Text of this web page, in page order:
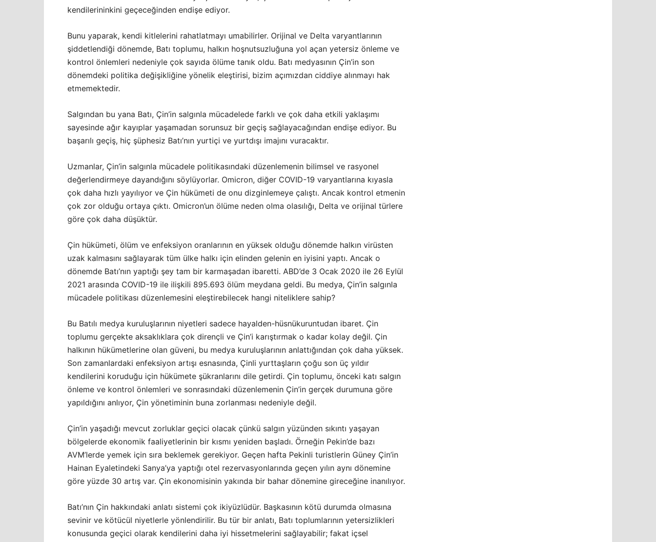
kendilerininkini geçeceğinden endişe ediyor.
Bunu yaparak, kendi kitlelerini rahatlatmayı umabilirler. Orijinal ve Delta varyantlarının
şiddetlendiği dönemde, Batı toplumu, halkın hoşnutsuzluğuna yol açan yetersiz önleme ve
kontrol önlemleri nedeniyle çok sayıda ölüme tanık oldu. Batı medyasının Çin’in son
dönemdeki politika değişikliğine yönelik eleştirisi, bizim açımızdan ciddiye alınmayı hak
etmemektedir.
Salgından bu yana Batı, Çin’in salgınla mücadelede farklı ve çok daha etkili yaklaşımı
sayesinde ağır kayıplar yaşamadan sorunsuz bir geçiş sağlayacağından endişe ediyor. Bu
başarılı geçiş, hiç şüphesiz Batı’nın yurtiçi ve yurtdışı imajını vuracaktır.
Uzmanlar, Çin’in salgınla mücadele politikasındaki düzenlemenin bilimsel ve rasyonel
değerlendirmeye dayandığını söylüyorlar. Omicron, diğer COVID-19 varyantlarına kıyasla
çok daha hızlı yayılıyor ve Çin hükümeti de onu dizginlemeye çalıştı. Ancak kontrol etmenin
çok zor olduğu ortaya çıktı. Omicron’un ölüme neden olma olasılığı, Delta ve orijinal türlere
göre çok daha düşüktür.
Çin hükümeti, ölüm ve enfeksiyon oranlarının en yüksek olduğu dönemde halkın virüsten
uzak kalmasını sağlayarak tüm ülke halkı için elinden gelenin en iyisini yaptı. Ancak o
dönemde Batı’nın yaptığı şey tam bir karmaşadan ibaretti. ABD’de 3 Ocak 2020 ile 26 Eylül
2021 arasında COVID-19 ile ilişkili 895.693 ölüm meydana geldi. Bu medya, Çin’in salgınla
mücadele politikası düzenlemesini eleştirebilecek hangi niteliklere sahip?
Bu Batılı medya kuruluşlarının niyetleri sadece hayalden-hüsnükuruntudan ibaret. Çin
toplumu gerçekte aksaklıklara çok dirençli ve Çin’i karıştırmak o kadar kolay değil. Çin
halkının hükümetlerine olan güveni, bu medya kuruluşlarının anlattığından çok daha yüksek.
Son zamanlardaki enfeksiyon artışı esnasında, Çinli yurttaşların çoğu son üç yıldır
kendilerini koruduğu için hükümete şükranlarını dile getirdi. Çin toplumu, önceki katı salgın
önleme ve kontrol önlemleri ve sonrasındaki düzenlemenin Çin’in gerçek durumuna göre
yapıldığını anlıyor, Çin yönetiminin buna zorlanması nedeniyle değil.
Çin’in yaşadığı mevcut zorluklar geçici olacak çünkü salgın yüzünden sıkıntı yaşayan
bölgelerde ekonomik faaliyetlerinin bir kısmı yeniden başladı. Örneğin Pekin’de bazı
AVM’lerde yemek için sıra beklemek gerekiyor. Geçen hafta Pekinli turistlerin Güney Çin’in
Hainan Eyaletindeki Sanya’ya yaptığı otel rezervasyonlarında geçen yılın aynı dönemine
göre yüzde 30 artış var. Çin ekonomisinin yakında bir bahar dönemine gireceğine inanılıyor.
Batı’nın Çin hakkındaki anlatı sistemi çok ikiyüzlüdür. Başkasının kötü durumda olmasına
sevinir ve kötücül niyetlerle yönlendirilir. Bu tür bir anlatı, Batı toplumlarının yetersizlikleri
konusunda geçici olarak kendilerini daha iyi hissetmelerini sağlayabilir; fakat içsel